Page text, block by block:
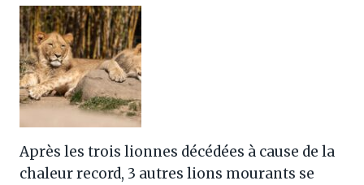
Après les trois lionnes décédées à cause de la
chaleur record, 3 autres lions mourants se